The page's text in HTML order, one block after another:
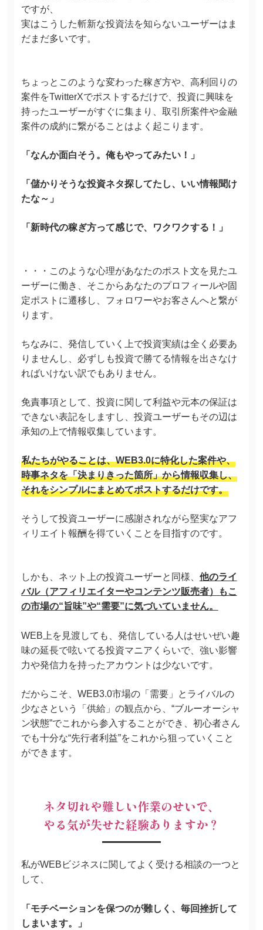
ですが、
実はこうした斬新な投資法を知らないユーザーはま
だまだ多いです。
ちょっとこのような変わった稼ぎ方や、高利回りの
案件をTwitterXでポストするだけで、投資に興味を
持ったユーザーがすぐに集まり、取引所案件や金融
案件の成約に繋がることはよく起こります。
「なんか面白そう。俺もやってみたい！」
「儲かりそうな投資ネタ探してたし、いい情報聞け
たな～」
「新時代の稼ぎ方って感じで、ワクワクする！」
・・・このような心理があなたのポスト文を見たユ
ーザーに働き、そこからあなたのプロフィールや固
定ポストに遷移し、フォロワーやお客さんへと繋が
ります。
ちなみに、発信していく上で投資実績は全く必要あ
りませんし、必ずしも投資で勝てる情報を出さなけ
ればいけない訳でもありません。
免責事項として、投資に関して利益や元本の保証は
できない表記をしますし、投資ユーザーもその辺は
承知の上で情報収集しています。
私たちがやることは、WEB3.0に特化した案件や、
時事ネタを「決まりきった箇所」から情報収集し、
それをシンプルにまとめてポストするだけです。
そうして投資ユーザーに感謝されながら堅実なアフ
ィリエイト報酬を得ていくことを目指すのです。
しかも、ネット上の投資ユーザーと同様、 他のライ
バル（アフィリエイターやコンテンツ販売者）もこ
の市場の“旨味”や“需要”に気づいていません。
WEB上を見渡しても、発信している人はせいぜい趣
味の延長で呟いてる投資マニアくらいで、強い影響
力や発信力を持ったアカウントは少ないです。
だからこそ、WEB3.0市場の「需要」とライバルの
少なさという「供給」の観点から、“ブルーオーシャ
ン状態”でこれから参入することができ、初心者さん
でも十分な“先行者利益”をこれから狙っていくこと
ができます。
ネタ切れや難しい作業のせいで、
やる気が失せた経験ありますか？
私がWEBビジネスに関してよく受ける相談の一つと
して、
「モチベーションを保つのが難しく、毎回挫折して
しまいます。」